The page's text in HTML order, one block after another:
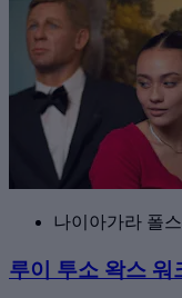
나이아가라 폴스
루이 투소 왁스 워